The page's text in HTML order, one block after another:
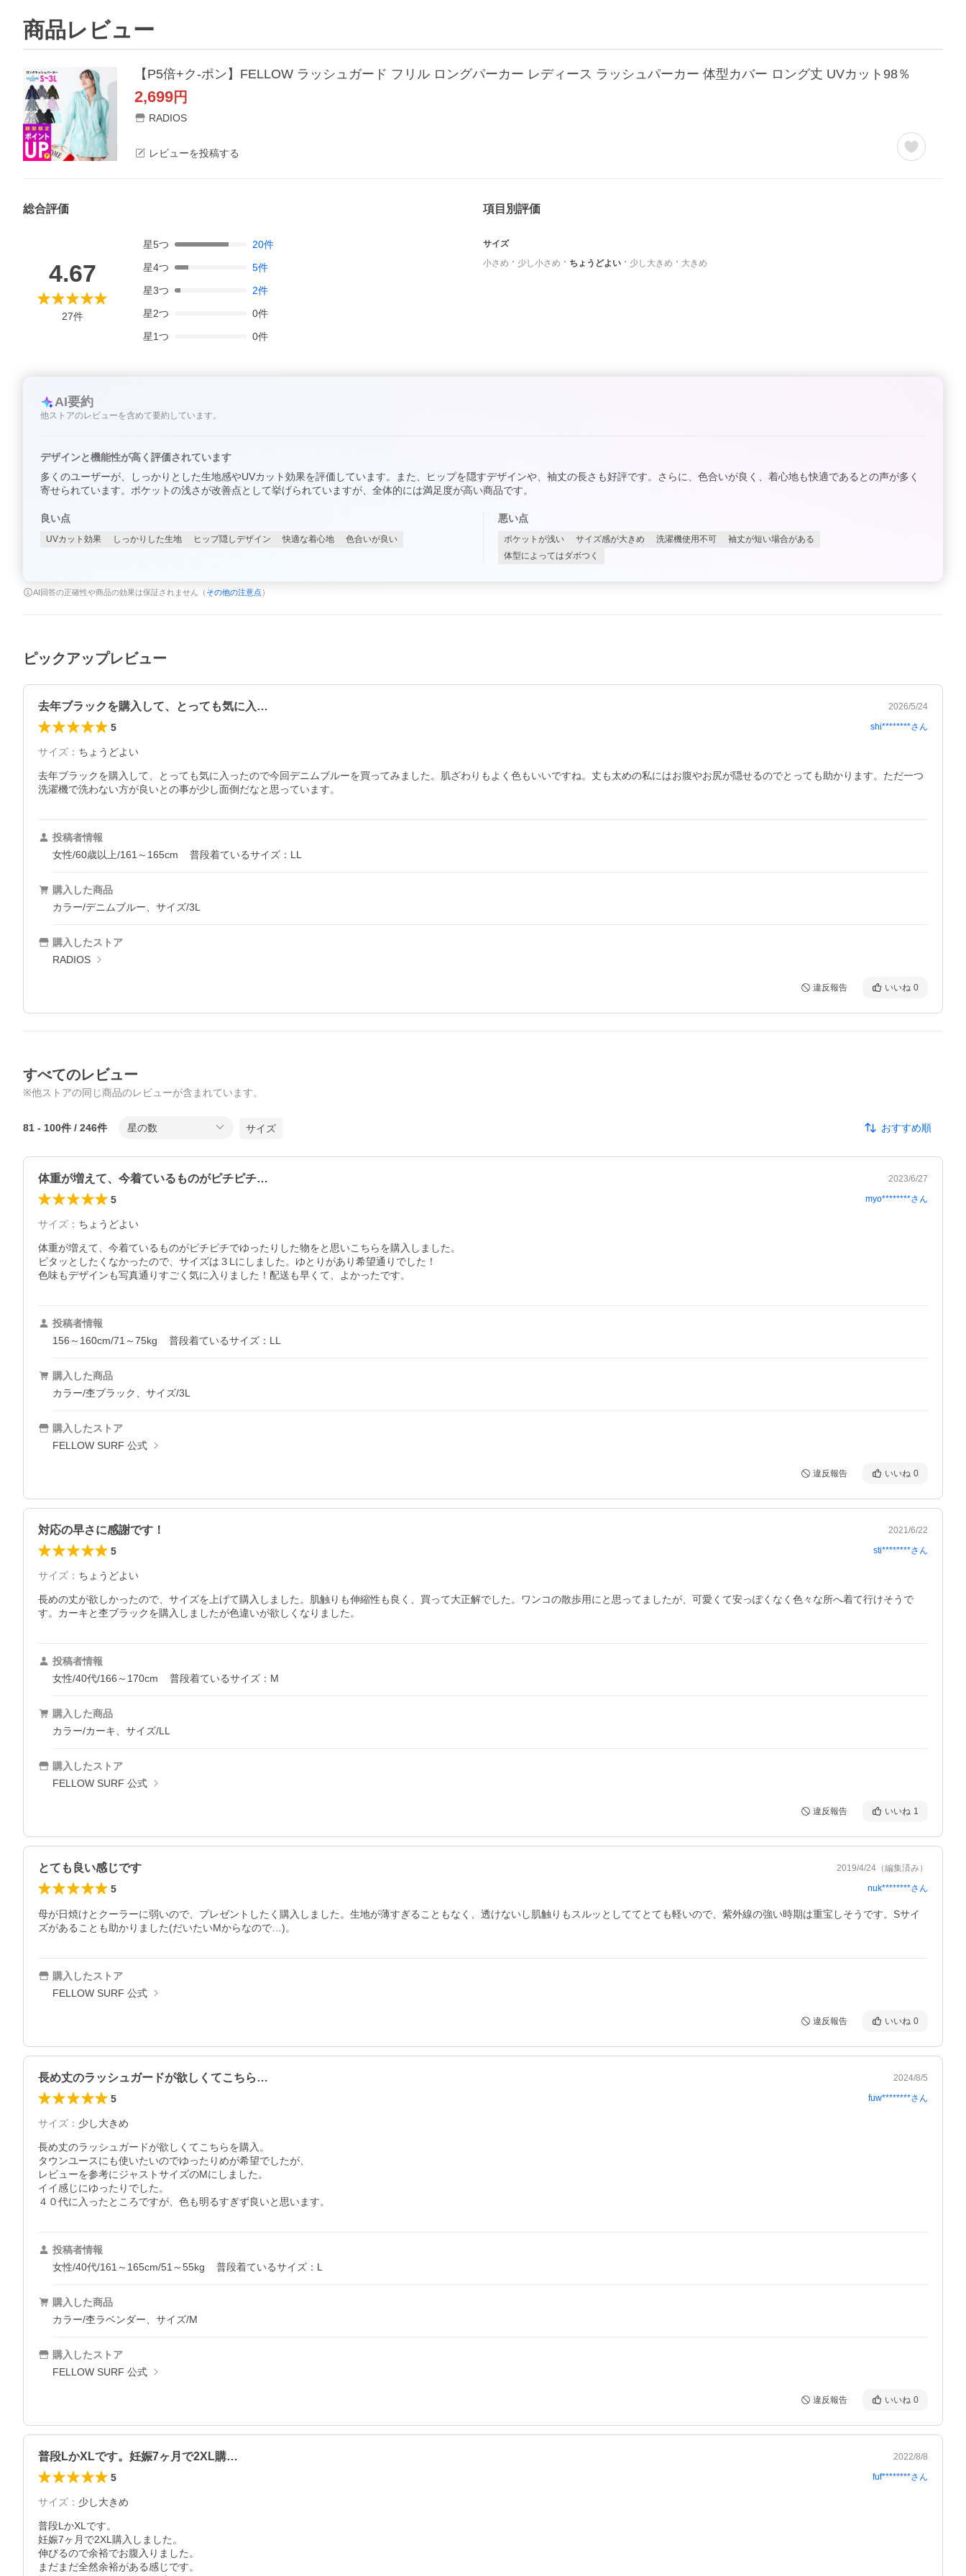
商品レビュー
【P5倍+ク-ポン】FELLOW ラッシュガード フリル ロングパーカー レディース ラッシュパーカー 体型カバー ロング丈 UVカット98％
2,699円
RADIOS
レビューを投稿する
総合評価
4.67
27件
星5つ 20件
星4つ 5件
星3つ 2件
星2つ 0件
星1つ 0件
項目別評価
サイズ
小さめ
少し小さめ ちょうどよい 少し大きめ 大きめ
AI要約
他ストアのレビューを含めて要約しています。
デザインと機能性が高く評価されています
多くのユーザーが、しっかりとした生地感やUVカット効果を評価しています。また、ヒップを隠すデザインや、袖丈の長さも好評です。さらに、色合いが良く、着心地も快適であるとの声が多く
寄せられています。ポケットの浅さが改善点として挙げられていますが、全体的には満足度が高い商品です。
良い点
UVカット効果 しっかりした生地 ヒップ隠しデザイン 快適な着心地 色合いが良い
悪い点
ポケットが浅い サイズ感が大きめ 洗濯機使用不可
袖丈が短い場合がある
体型によってはダボつく
AI回答の正確性や商品の効果は保証されません（ その他の注意点 ）
ピックアップレビュー
去年ブラックを購入して、とっても気に入… 2026/5/24
5 shi********さん
サイズ ： ちょうどよい
去年ブラックを購入して、とっても気に入ったので今回デニムブルーを買ってみました。肌ざわりもよく色もいいですね。丈も太めの私にはお腹やお尻が隠せるのでとっても助かります。ただ一つ
洗濯機で洗わない方が良いとの事が少し面倒だなと思っています。
投稿者情報
女性/60歳以上/161～165cm
普段着ているサイズ：LL
購入した商品
カラー/デニムブルー、サイズ/3L
購入したストア
RADIOS
違反報告 いいね 0
すべてのレビュー
※他ストアの同じ商品のレビューが含まれています。
81 - 100件 / 246件 星の数 サイズ おすすめ順
体重が増えて、今着ているものがピチピチ… 2023/6/27
5 myo********さん
サイズ ： ちょうどよい
体重が増えて、今着ているものがピチピチでゆったりした物をと思いこちらを購入しました。
ピタッとしたくなかったので、サイズは３Lにしました。ゆとりがあり希望通りでした！
色味もデザインも写真通りすごく気に入りました！配送も早くて、よかったです。
投稿者情報
156～160cm/71～75kg
普段着ているサイズ：LL
購入した商品
カラー/杢ブラック、サイズ/3L
購入したストア
FELLOW SURF 公式
違反報告 いいね 0
対応の早さに感謝です！ 2021/6/22
5 sti********さん
サイズ ： ちょうどよい
長めの丈が欲しかったので、サイズを上げて購入しました。肌触りも伸縮性も良く、買って大正解でした。ワンコの散歩用にと思ってましたが、可愛くて安っぽくなく色々な所へ着て行けそうで
す。カーキと杢ブラックを購入しましたが色違いが欲しくなりました。
投稿者情報
女性/40代/166～170cm
普段着ているサイズ：M
購入した商品
カラー/カーキ、サイズ/LL
購入したストア
FELLOW SURF 公式
違反報告 いいね 1
とても良い感じです 2019/4/24 （編集済み）
5 nuk********さん
母が日焼けとクーラーに弱いので、プレゼントしたく購入しました。生地が薄すぎることもなく、透けないし肌触りもスルッとしててとても軽いので、紫外線の強い時期は重宝しそうです。Sサイ
ズがあることも助かりました(だいたいMからなので…)。
購入したストア
FELLOW SURF 公式
違反報告 いいね 0
長め丈のラッシュガードが欲しくてこちら… 2024/8/5
5 fuw********さん
サイズ ： 少し大きめ
長め丈のラッシュガードが欲しくてこちらを購入。
タウンユースにも使いたいのでゆったりめが希望でしたが、
レビューを参考にジャストサイズのMにしました。
イイ感じにゆったりでした。
４０代に入ったところですが、色も明るすぎず良いと思います。
投稿者情報
女性/40代/161～165cm/51～55kg
普段着ているサイズ：L
購入した商品
カラー/杢ラベンダー、サイズ/M
購入したストア
FELLOW SURF 公式
違反報告 いいね 0
普段LかXLです。妊娠7ヶ月で2XL購… 2022/8/8
5 fuf********さん
サイズ ： 少し大きめ
普段LかXLです。
妊娠7ヶ月で2XL購入しました。
伸びるので余裕でお腹入りました。
まだまだ全然余裕がある感じです。